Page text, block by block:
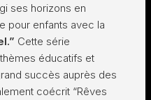
ses horizons en
pour enfants avec la
Cette série
éducatifs et
succès auprès des
coécrit “Rêves